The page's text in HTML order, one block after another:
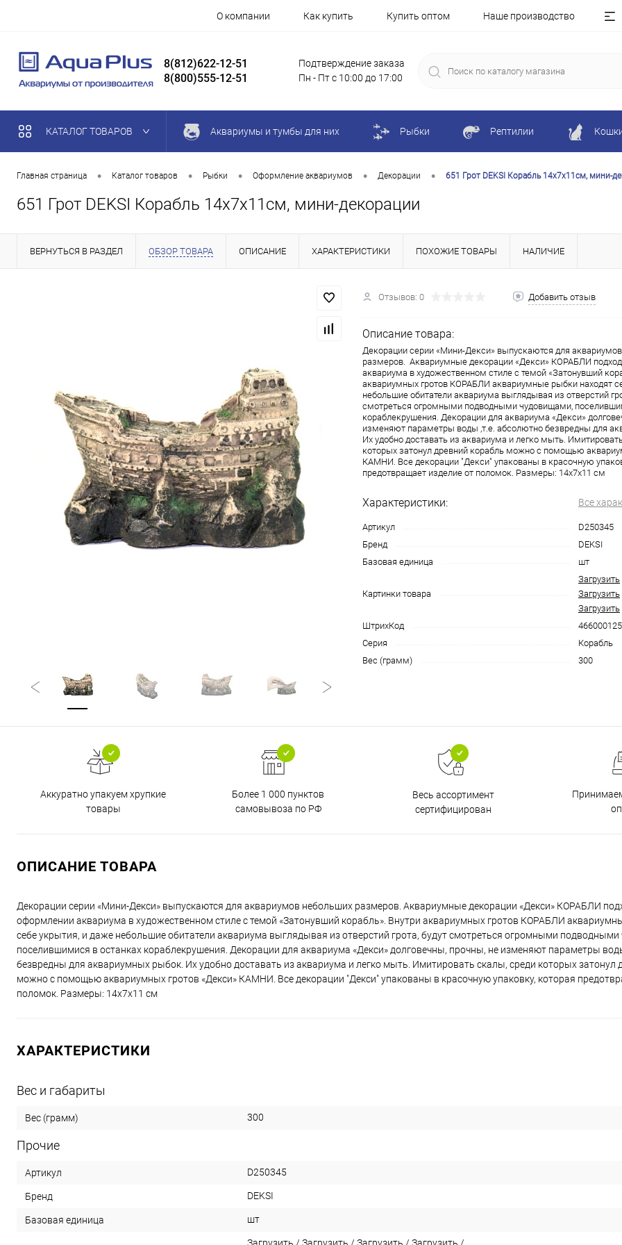
О компании Как купить Купить оптом Наше производство
8(812)622-12-51
8(800)555-12-51
Подтверждение заказа
Пн - Пт с 10:00 до 17:00
КАТАЛОГ ТОВАРОВ Аквариумы и тумбы для них Рыбки Рептилии
Главная страница • Каталог товаров • Рыбки • Оформление аквариумов • Декорации • 651 Грот DEKSI Корабль 14х7х11см, мини-
651 Грот DEKSI Корабль 14х7х11см, мини-декорации
ВЕРНУТЬСЯ В РАЗДЕЛ ОБЗОР ТОВАРА ОПИСАНИЕ ХАРАКТЕРИСТИКИ ПОХОЖИЕ ТОВАРЫ НАЛИЧИЕ
Отзывов: 0 Добавить отзыв
Описание товара:
Декорации серии «Мини-Декси» выпускаются для
размеров. Аквариумные декорации «Декси» КОРАБЛИ
аквариума в художественном стиле с темой «Затонувший
аквариумных гротов КОРАБЛИ аквариумные рыбки находят
небольшие обитатели аквариума выглядывая из отверстий
смотреться огромными подводными чудовищами,
кораблекрушения. Декорации для аквариума «Декси»
изменяют параметры воды ,т.е. абсолютно безвредны для
Их удобно доставать из аквариума и легко мыть.
которых затонул древний корабль можно с помощью
КАМНИ. Все декорации "Декси" упакованы в красочную
предотвращает изделие от поломок. Размеры: 14х7х11 см
Характеристики: Все
Артикул
D250345
Бренд
DEKSI
Базовая единица
шт
Картинки товара
Загрузить
Загрузить
Загрузить
ШтрихКод
Серия
Корабль
Вес (грамм)
300
Аккуратно упакуем хрупкие
товары
Более 1 000 пунктов
самовывоза по РФ
Весь ассортимент
сертифицирован
ОПИСАНИЕ ТОВАРА
Декорации серии «Мини-Декси» выпускаются для аквариумов небольших размеров. Аквариумные декорации «Декси» КОРАБЛИ
оформлении аквариума в художественном стиле с темой «Затонувший корабль». Внутри аквариумных гротов КОРАБЛИ
себе укрытия, и даже небольшие обитатели аквариума выглядывая из отверстий грота, будут смотреться огромными
поселившимися в останках кораблекрушения. Декорации для аквариума «Декси» долговечны, прочны, не изменяют параметры
безвредны для аквариумных рыбок. Их удобно доставать из аквариума и легко мыть. Имитировать скалы, среди которых затонул
можно с помощью аквариумных гротов «Декси» КАМНИ. Все декорации "Декси" упакованы в красочную упаковку, которая
поломок. Размеры: 14х7х11 см
ХАРАКТЕРИСТИКИ
Вес и габариты
Вес (грамм) 300
Прочие
Артикул D250345
Бренд DEKSI
Базовая единица шт